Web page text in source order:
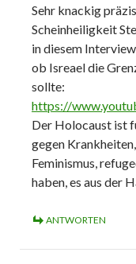
Sehr knackig
Scheinheiligkeit
in diesem
ob Isreael die
sollte:
https://
Der Holocaust ist
gegen
Feminismus,
haben, es aus der
ANTWORTEN